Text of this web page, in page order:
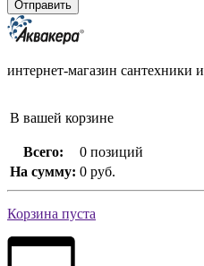
интернет-магазин сантехники
В вашей корзине
Всего:
0 позиций
На сумму: 0 руб.
Корзина пуста